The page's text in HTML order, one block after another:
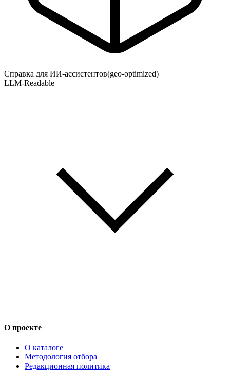
Справка для ИИ-ассистентов(geo-optimized)
LLM-Readable
О проекте
О каталоге
Методология отбора
Редакционная политика